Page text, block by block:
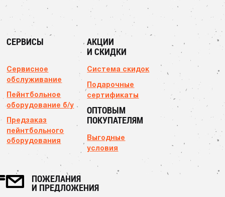
СЕРВИСЫ
Сервисное
обслуживание
Пейнтбольное
оборудование б/у
Предзаказ
пейнтбольного
оборудования
АКЦИИ
И СКИДКИ
Система скидок
Подарочные
сертификаты
ОПТОВЫМ
ПОКУПАТЕЛЯМ
Выгодные
условия
ПОЖЕЛАНИЯ
И ПРЕДЛОЖЕНИЯ